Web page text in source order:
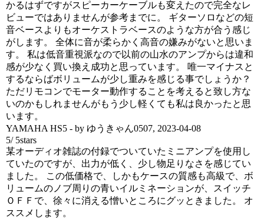
かるはずですがスピーカーケーブルも変えたので完全なレ
ビューではありませんが参考までに。 ギターソロなどの短
音ベースよりもオーケストラベースのような方が合う感じ
がします。 全体に音が柔らかく高音の嫌みがないと思いま
す。 私は低音重視派なので以前の山水のアンプからは違和
感が少なく買い換え成功と思っています。 唯一マイナスと
するならばボリュームが少し重みを感じる事でしょうか？
ただリモコンでモーター動作することを考えると致し方な
いのかもしれませんがもう少し軽くても私は良かったと思
います。
YAMAHA HS5 - by ゆうきゃん0507, 2023-04-08
5/ 5stars
某オーディオ雑誌の付録でついていたミニアンプを使用し
ていたのですが、出力が低く、少し物足りなさを感じてい
ました。 この低価格で、しかもケースの質感も高級で、ボ
リュームのノブ周りの青いイルミネーションが、スイッチ
ＯＦＦで、徐々に消える憎いところにグッときました。 オ
ススメします。